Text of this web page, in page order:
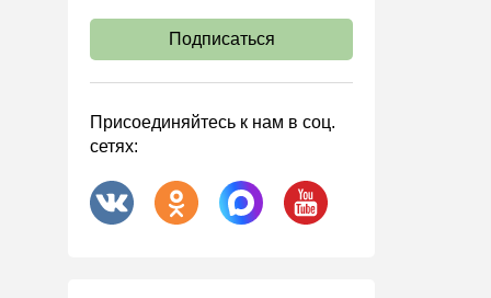
Налоговое планирование
Финансовый контроль
Договоры
ООО
АО
Госзакупки
Подписаться
Присоединяйтесь к нам в соц.
сетях: